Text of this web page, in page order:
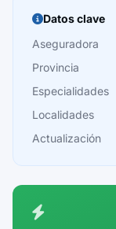
Burgos
Cáceres
Cádiz
Cantabria
Castellón
Córdoba
Datos clave
Aseguradora
Provincia
Especialidades
Localidades
Actualización